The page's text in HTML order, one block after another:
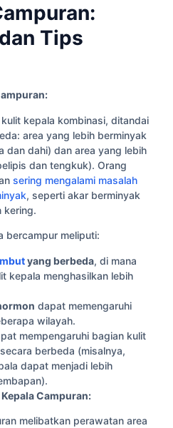
Tips
kepala kombinasi, ditandai
area yang lebih berminyak
dan dahi) dan area yang lebih
dan tengkuk). Orang
sering mengalami masalah
, seperti akar berminyak
kering.
bercampur meliputi:
yang berbeda, di mana
kepala menghasilkan lebih
dapat memengaruhi
wilayah.
mempengaruhi bagian kulit
berbeda (misalnya,
dapat menjadi lebih
Campuran:
melibatkan perawatan area